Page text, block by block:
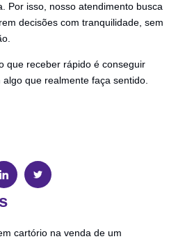
Por isso, nosso atendimento busca
decisões com tranquilidade, sem
que receber rápido é conseguir
que realmente faça sentido.
cartório na venda de um